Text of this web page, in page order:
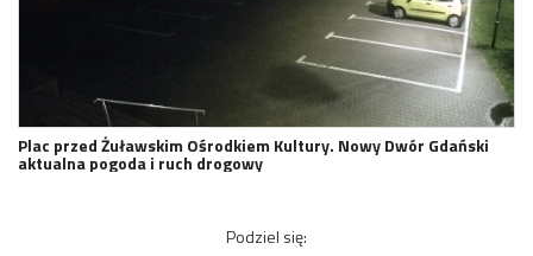
Plac przed Żuławskim Ośrodkiem Kultury. Nowy Dwór Gdański
aktualna pogoda i ruch drogowy
Podziel się: